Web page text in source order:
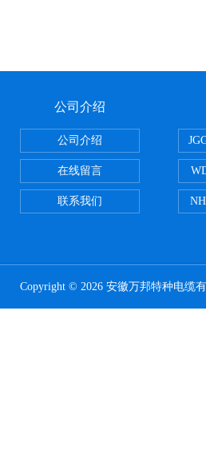
公司介绍
公司介绍
在线留言
联系我们
Copyright © 2026 安徽万邦特种电缆